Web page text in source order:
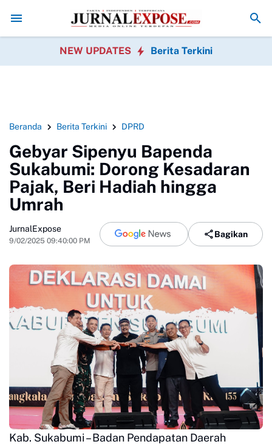
Bomang Disorot, Perawatan Pohon Dipertanyakan Orang Tua
NEW UPDATES Berita Terkini
Beranda Berita Terkini DPRD
Gebyar Sipenyu Bapenda
Sukabumi: Dorong Kesadaran
Pajak, Beri Hadiah hingga
Umrah
JurnalExpose
9/02/2025 09:40:00 PM
Bagikan
Kab. Sukabumi – Badan Pendapatan Daerah